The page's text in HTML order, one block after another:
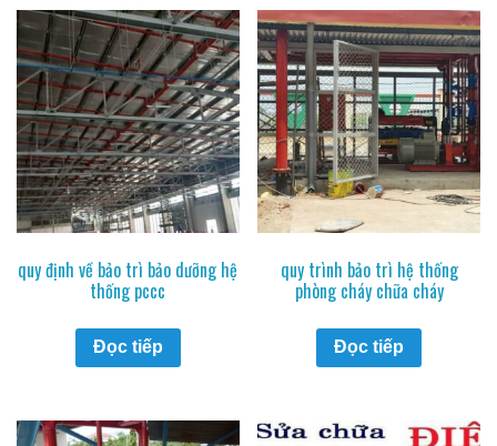
quy định về bảo trì bảo dưỡng hệ
thống pccc
Đọc tiếp
quy trình bảo trì hệ thống
phòng cháy chữa cháy
Đọc tiếp